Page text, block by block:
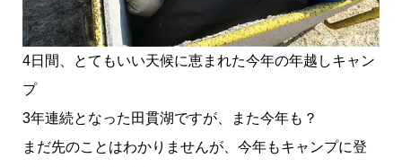
4日間、とてもいい天候に恵まれた今年の年越しキャン
プ
3年連続となった田貫湖ですが、また今年も？
まだ先のことはわかりませんが、今年もキャンプに登